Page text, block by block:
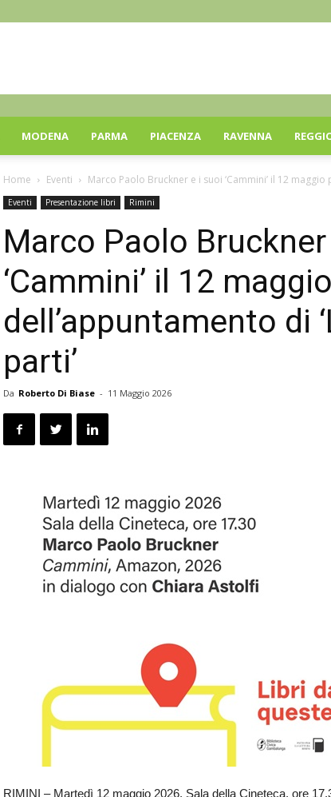
MODENA PARMA PIACENZA RAVENNA
Home Eventi Marco Paolo Bruckner e i suoi ‘Cammini’ il 12
Eventi Presentazione libri Rimini
Marco Paolo
‘Cammini’ il 12
dell’appuntamento di
parti’
Da Roberto Di Biase - 11 Maggio 2026
RIMINI – Martedì 12 maggio 2026, Sala della Cineteca, ore